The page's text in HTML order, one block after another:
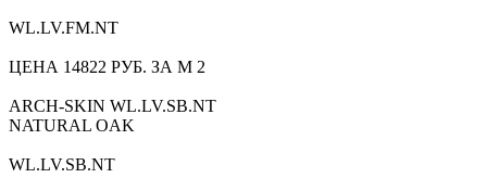
WL.LV.FM.NT
ЦЕНА 14822 РУБ. ЗА М 2
ARCH-SKIN WL.LV.SB.NT
NATURAL OAK
WL.LV.SB.NT